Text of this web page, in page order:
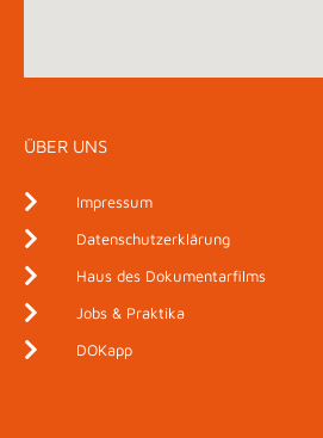
ÜBER UNS
Impressum
Datenschutzerklärung
Haus des Dokumentarfilms
Jobs & Praktika
DOKapp